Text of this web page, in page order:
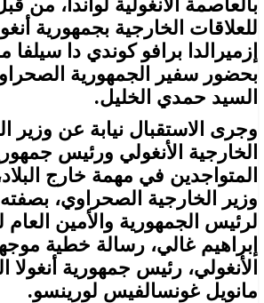
بالعاصمة الأنغولية لواندا، من
للعلاقات الخارجية بجمهورية
إزميرالدا برافو كوندي دا سيلفا
بحضور سفير الجمهورية
السيد حمدي الخليل.
وجرى الاستقبال نيابة عن وزير
الخارجية الأنغولي ورئيس
المتواجدين في مهمة خارج
وزير الخارجية الصحراوي،
لرئيس الجمهورية والأمين العام
إبراهيم غالي، رسالة خطية
الأنغولي، رئيس جمهورية أنغولا
مانويل غونسالفيس لورينسو.